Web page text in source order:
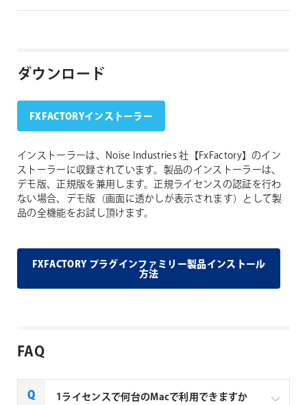
ダウンロード
FXFACTORYインストーラー
インストーラーは、Noise Industries 社【FxFactory】のイン
ストーラーに収録されています。製品のインストーラーは、
デモ版、正規版を兼用します。正規ライセンスの認証を行わ
ない場合、デモ版（画面に透かしが表示されます）として製
品の全機能をお試し頂けます。
FXFACTORY プラグインファミリー製品インストール
方法
FAQ
1ライセンスで何台のMacで利用できますか